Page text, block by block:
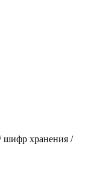
шифр хранения /